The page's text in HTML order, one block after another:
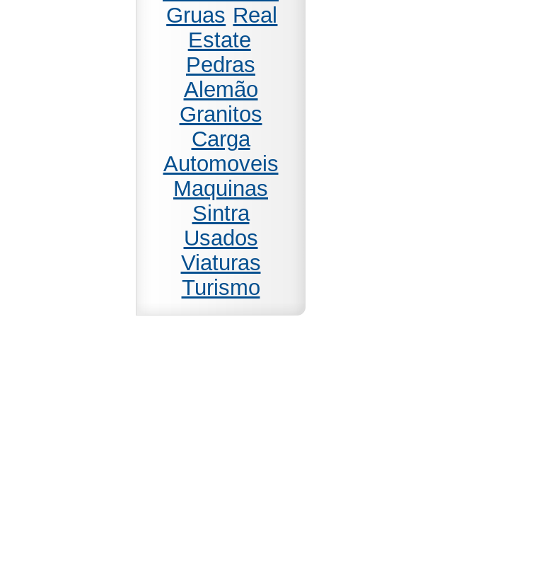
Gruas Real
Estate
Pedras
Alemão
Granitos
Carga
Automoveis
Maquinas
Sintra
Usados
Viaturas
Turismo